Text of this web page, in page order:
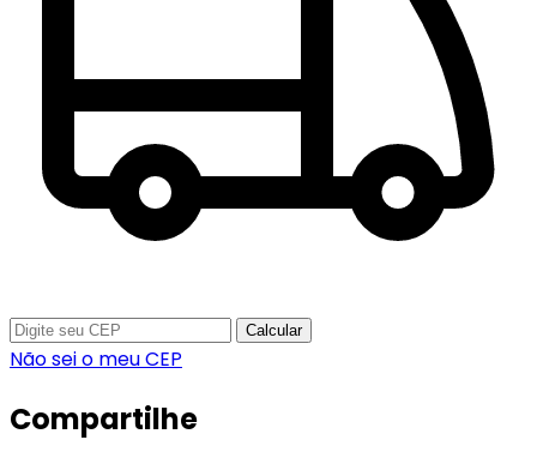
Calcular
Não sei o meu CEP
Compartilhe